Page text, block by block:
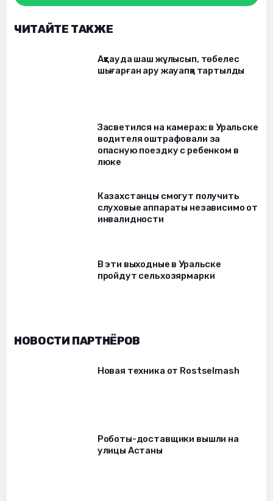
ЧИТАЙТЕ ТАКЖЕ
Ақтауда шаш жұлысып, төбелес
шығарған ару жауапқа тартылды
Засветился на камерах: в Уральске
водителя оштрафовали за
опасную поездку с ребенком в
люке
Казахстанцы смогут получить
слуховые аппараты независимо от
инвалидности
В эти выходные в Уральске
пройдут сельхозярмарки
НОВОСТИ ПАРТНЁРОВ
Новая техника от Rostselmash
Роботы-доставщики вышли на
улицы Астаны